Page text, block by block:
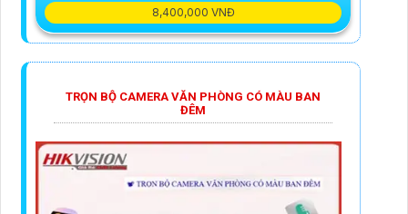
8,400,000 VNĐ
TRỌN BỘ CAMERA VĂN PHÒNG CÓ MÀU BAN
ĐÊM